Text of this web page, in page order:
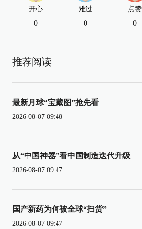
开心
0
难过
0
点赞
0
推荐阅读
最新月球“宝藏图”抢先看
2026-08-07 09:48
从“中国神器”看中国制造迭代升级
2026-08-07 09:47
国产新药为何被全球“扫货”
2026-08-07 09:47